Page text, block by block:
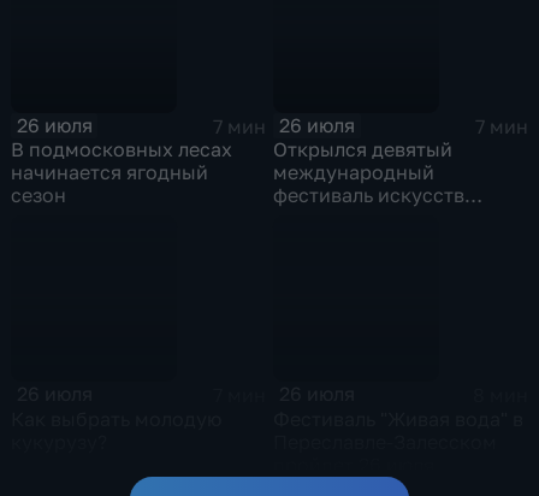
26 июля
7 мин
В подмосковных лесах
начинается ягодный
сезон
26 июля
7 мин
Открылся девятый
международный
фестиваль искусств